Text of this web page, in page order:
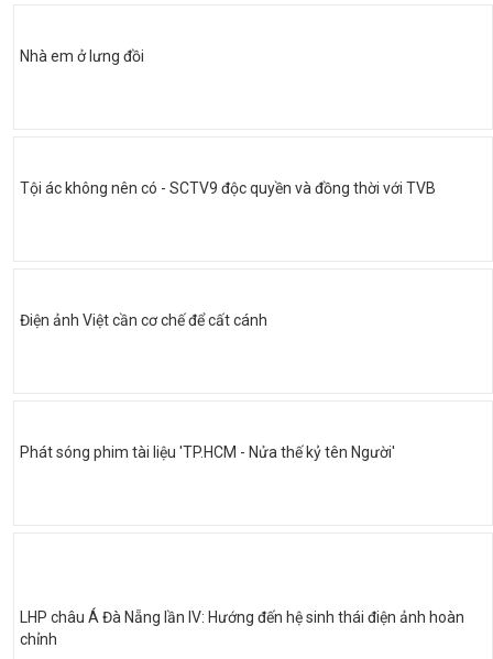
Nhà em ở lưng đồi
Tội ác không nên có - SCTV9 độc quyền và đồng thời với TVB
Điện ảnh Việt cần cơ chế để cất cánh
Phát sóng phim tài liệu 'TP.HCM - Nửa thế kỷ tên Người'
LHP châu Á Đà Nẵng lần IV: Hướng đến hệ sinh thái điện ảnh hoàn
chỉnh